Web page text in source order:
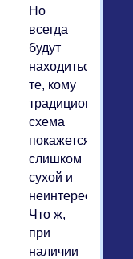
Но
всегда
будут
находиться
те, кому
традиционная
схема
покажется
слишком
сухой и
неинтересной.
Что ж,
при
наличии